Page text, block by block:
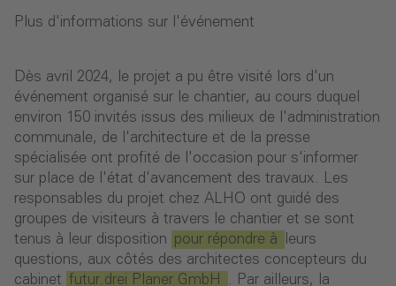
Plus d'informations sur l'événement
Dès avril 2024, le projet a pu être visité lors d'un
événement organisé sur le chantier, au cours duquel
environ 150 invités issus des milieux de l'administration
communale, de l'architecture et de la presse
spécialisée ont profité de l'occasion pour s'informer
sur place de l'état d'avancement des travaux. Les
responsables du projet chez ALHO ont guidé des
groupes de visiteurs à travers le chantier et se sont
tenus à leur disposition pour répondre à
leurs
questions, aux côtés des architectes concepteurs du
cabinet futur.drei Planer GmbH
. Par ailleurs, la